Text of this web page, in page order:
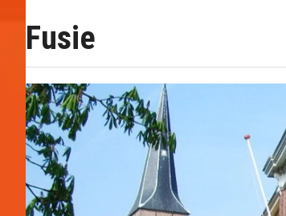
Fusie